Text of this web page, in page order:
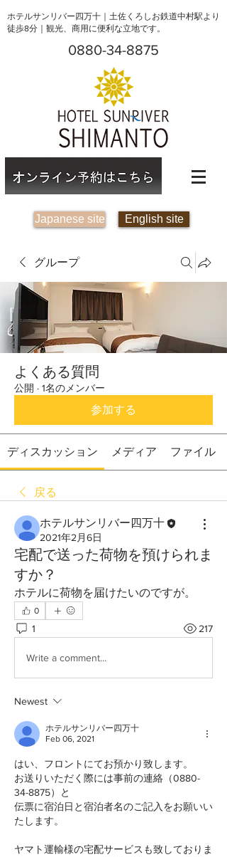
ホテルサンリバー四万十｜土佐くろしお鉄道中村駅より
徒歩8分｜観光、商用に便利な立地です。
0880-34-8875
Japanese site English site
グループ
よくある質問
公開 · 1名のメンバー
参加する
ディスカッション メディア ファイル
戻る
ホテルサンリバー四万十
2021年2月6日
宅配で送った荷物を預けられま
すか？
ホテルに荷物を届けたいのですが。
0
1 217
Write a comment...
Newest
ホテルサンリバー四万十
Feb 06, 2021
はい、フロントにてお預かり致します。
お送りいただく際には事前の連絡（0880-
34-8875）と
伝票に宿泊日と宿泊者名のご記入をお願いい
たします。
ヤマト運輸様の宅配サービスも致しておりま